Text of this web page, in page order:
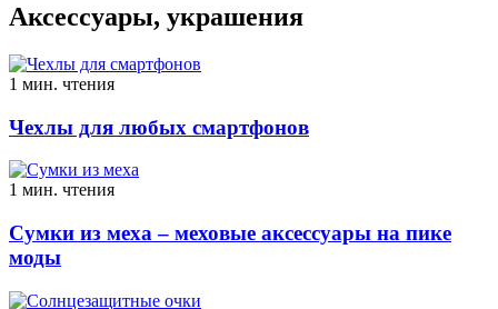
Аксессуары, украшения
1 мин. чтения
Чехлы для любых смартфонов
1 мин. чтения
Сумки из меха – меховые аксессуары на пике
моды